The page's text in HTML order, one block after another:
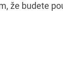
že budete